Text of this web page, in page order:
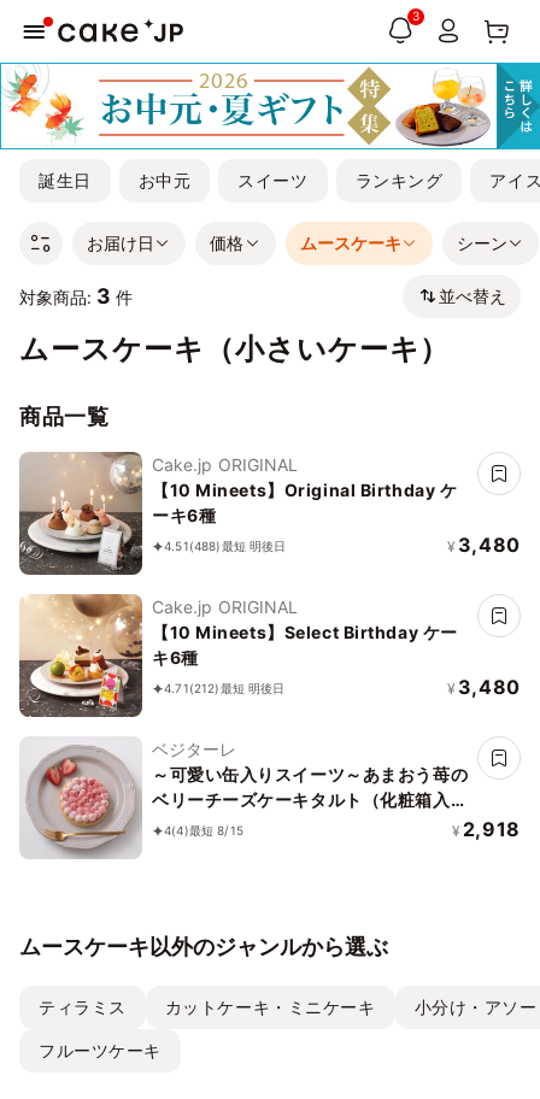
3
誕生日 お中元 スイーツ ランキング アイ
お届け日 価格 ムースケーキ シーン
対象商品: 3 件 並べ替え
ムースケーキ（小さいケーキ）
商品一覧
Cake.jp ORIGINAL
【10 Mineets】Original Birthday ケ
ーキ6種
4.51(488)最短 明後日 ¥ 3,480
Cake.jp ORIGINAL
【10 Mineets】Select Birthday ケー
キ6種
4.71(212)最短 明後日 ¥ 3,480
ベジターレ
～可愛い缶入りスイーツ～あまおう苺の
ベリーチーズケーキタルト（化粧箱入
り）
4(4)最短 8/15 ¥ 2,918
ムースケーキ以外のジャンルから選ぶ
ティラミス カットケーキ・ミニケーキ 小分け・アソ
フルーツケーキ